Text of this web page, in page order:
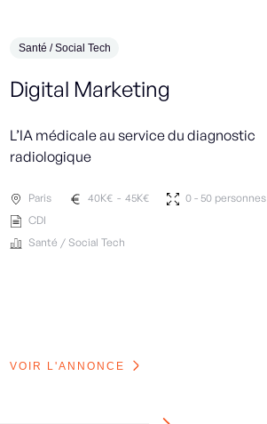
Santé / Social Tech
Digital Marketing
L’IA médicale au service du diagnostic
radiologique
Paris 40K€ - 45K€
0 - 50 personnes
CDI
Santé / Social Tech
VOIR L'ANNONCE